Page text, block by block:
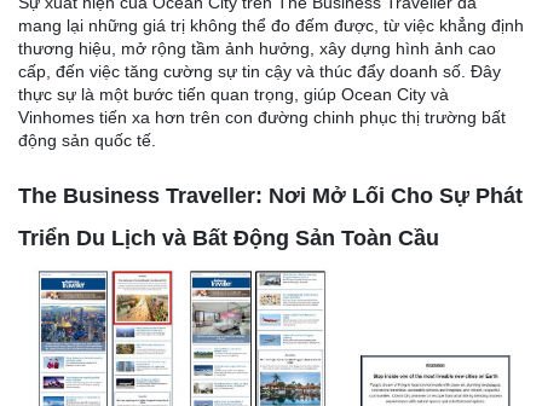
mang lại những giá trị không thể đo đếm được, từ việc khẳng định
thương hiệu, mở rộng tầm ảnh hưởng, xây dựng hình ảnh cao
cấp, đến việc tăng cường sự tin cậy và thúc đẩy doanh số. Đây
thực sự là một bước tiến quan trọng, giúp Ocean City và
Vinhomes tiến xa hơn trên con đường chinh phục thị trường bất
động sản quốc tế.
The Business Traveller: Nơi Mở Lối Cho Sự Phát
Triển Du Lịch và Bất Động Sản Toàn Cầu